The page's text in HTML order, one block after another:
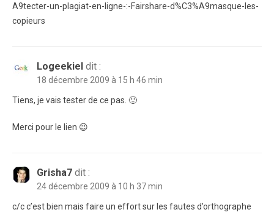
A9tecter-un-plagiat-en-ligne-:-Fairshare-d%C3%A9masque-les-
copieurs
Logeekiel dit :
18 décembre 2009 à 15 h 46 min
Tiens, je vais tester de ce pas. 🙂
Merci pour le lien 😉
Grisha7 dit :
24 décembre 2009 à 10 h 37 min
c/c c’est bien mais faire un effort sur les fautes d’orthographe